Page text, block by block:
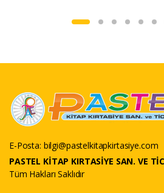
E-Posta: bilgi@pastelkitapkirtasiye.com
PASTEL KİTAP KIRTASİYE SAN. VE
Tüm Hakları Saklıdır